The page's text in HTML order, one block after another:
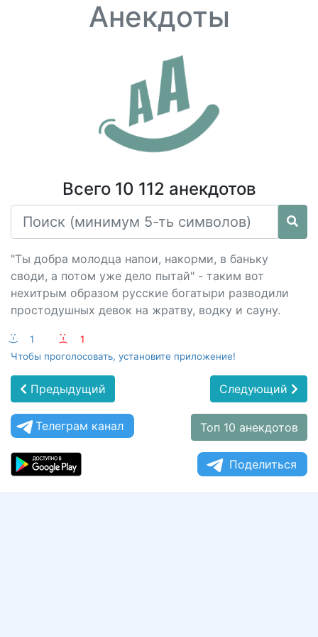
Анекдоты
Всего 10 112 анекдотов
"Ты добра молодца напои, накорми, в баньку
своди, а потом уже дело пытай" - таким вот
нехитрым образом русские богатыри разводили
простодушных девок на жратву, водку и сауну.
:-) 1 :-(
1
Чтобы проголосовать, установите приложение!
Предыдущий Следующий
Телеграм канал Топ 10 анекдотов
Поделиться